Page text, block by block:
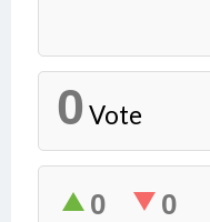
0 Vote
0 0